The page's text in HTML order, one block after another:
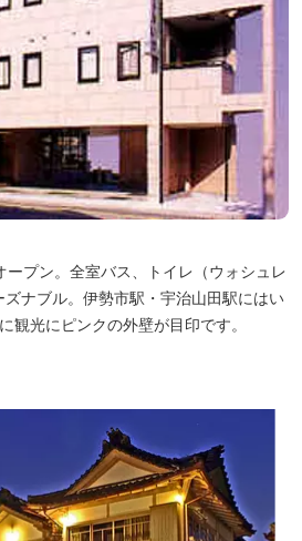
プン。全室バス、トイレ（ウォシュレ
ナブル。伊勢市駅・宇治山田駅にはい
観光にピンクの外壁が目印です。